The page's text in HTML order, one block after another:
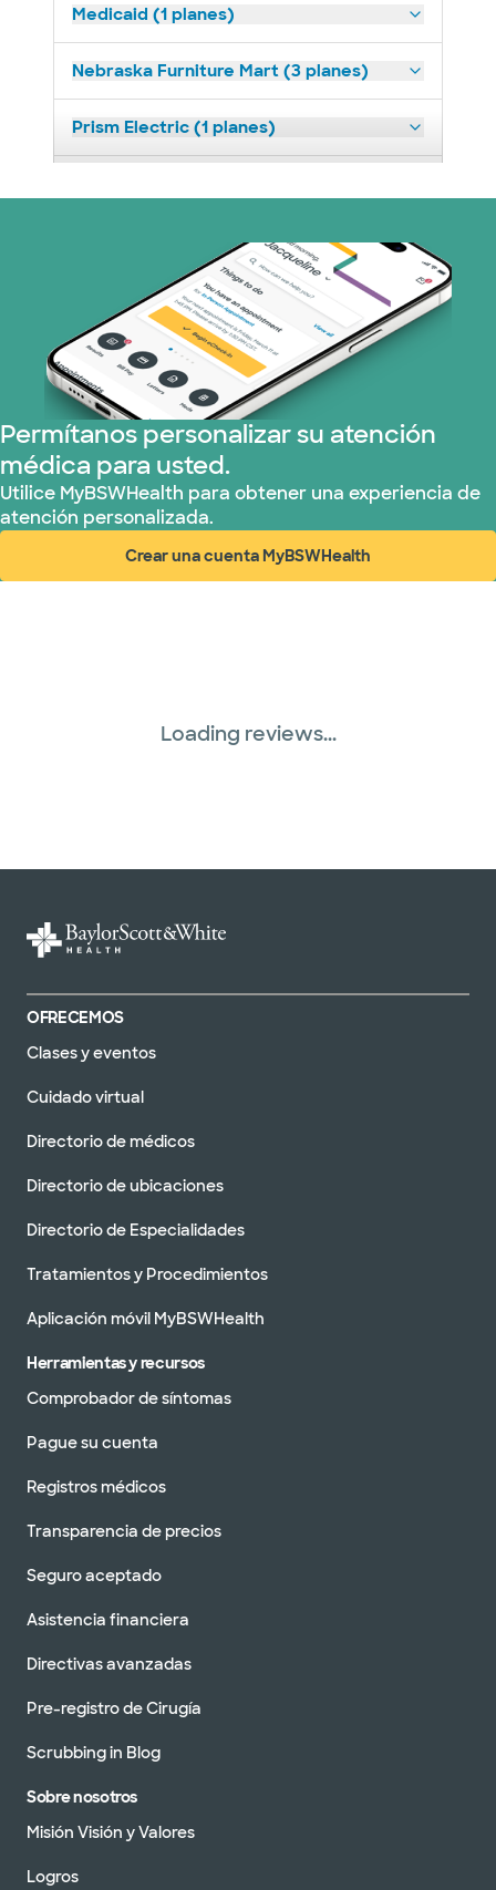
Medicaid (1 planes)
Nebraska Furniture Mart (3 planes)
Prism Electric (1 planes)
TriWest HealthCare (1 planes)
United HealthCare (23 planes)
WellMed (11 planes)
Permítanos personalizar su atención
médica para usted.
Utilice MyBSWHealth para obtener una experiencia de
atención personalizada.
Crear una cuenta MyBSWHealth
(abre en ventana nueva)
Loading reviews...
OFRECEMOS
Clases y eventos
Cuidado virtual
Directorio de médicos
Directorio de ubicaciones
Directorio de Especialidades
Tratamientos y Procedimientos
Aplicación móvil MyBSWHealth
Herramientas y recursos
Comprobador de síntomas
Pague su cuenta
Registros médicos
Transparencia de precios
Seguro aceptado
Asistencia financiera
Directivas avanzadas
Pre-registro de Cirugía
Scrubbing in Blog
Sobre nosotros
Misión Visión y Valores
Logros